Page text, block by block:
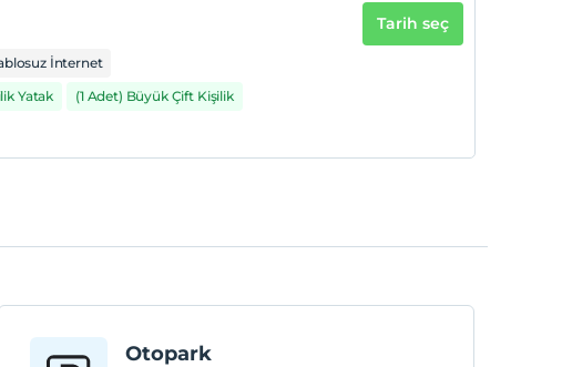
İnternet
Yatak (1 Adet) Büyük Çift Kişilik
Tarih seç
Otopark